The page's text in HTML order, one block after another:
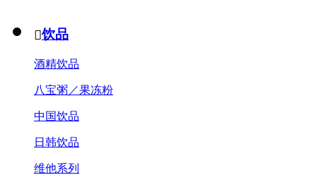
饮品
酒精饮品
八宝粥／果冻粉
中国饮品
日韩饮品
维他系列